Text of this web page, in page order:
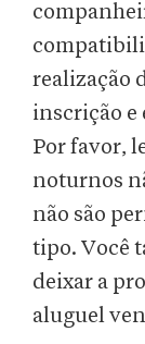
realização
inscrição e
Por favor,
noturnos
não são
tipo. Você
deixar a
aluguel